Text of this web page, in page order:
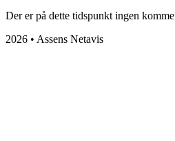
Der er på dette tidspunkt ingen
2026 • Assens Netavis